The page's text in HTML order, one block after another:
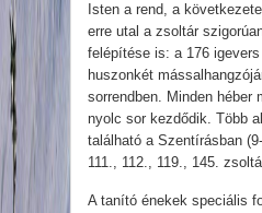
Isten a rend, a
erre utal a zsoltár
felépítése is: a 176
huszonkét
sorrendben. Minden héber
nyolc sor kezdődik. Több
található a Szentírásban
111., 112., 119., 145.
A tanító énekek speciális